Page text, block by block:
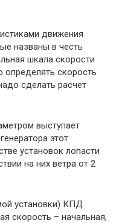
движения
названы в честь
шкала скорости
скорость
сделать расчет
выступает
этот
установок лопасти
на них ветра от 2
установки) КПД
скорость – начальная,